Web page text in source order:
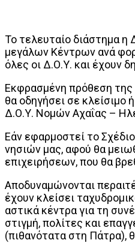
Το τελευταίο διάστημα
μεγάλων Κέντρων ανά
όλες οι Δ.Ο.Υ. και έχουν
Εκφρασμένη πρόθεση της
θα οδηγήσει σε κλείσιμο
Δ.Ο.Υ. Νομών Αχαΐας –
Εάν εφαρμοστεί το
νησιών μας, αφού θα
επιχειρήσεων, που θα
Αποδυναμώνονται
έχουν κλείσει
αστικά κέντρα για τη
στιγμή, πολίτες και
(πιθανότατα στη Πάτρα),